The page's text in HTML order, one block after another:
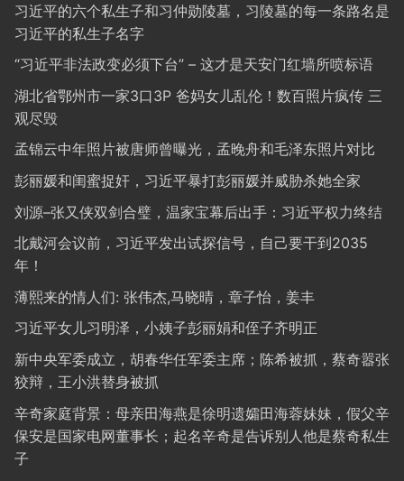
习近平的六个私生子和习仲勋陵墓，习陵墓的每一条路名是
习近平的私生子名字
“习近平非法政变必须下台” – 这才是天安门红墙所喷标语
湖北省鄂州市一家3口3P 爸妈女儿乱伦！数百照片疯传 三
观尽毁
孟锦云中年照片被唐师曾曝光，孟晚舟和毛泽东照片对比
彭丽媛和闺蜜捉奸，习近平暴打彭丽媛并威胁杀她全家
刘源–张又侠双剑合璧，温家宝幕后出手：习近平权力终结
北戴河会议前，习近平发出试探信号，自己要干到2035
年！
薄熙来的情人们: 张伟杰,马晓晴，章子怡，姜丰
习近平女儿习明泽，小姨子彭丽娟和侄子齐明正
新中央军委成立，胡春华任军委主席；陈希被抓，蔡奇嚣张
狡辩，王小洪替身被抓
辛奇家庭背景：母亲田海燕是徐明遗孀田海蓉妹妹，假父辛
保安是国家电网董事长；起名辛奇是告诉别人他是蔡奇私生
子